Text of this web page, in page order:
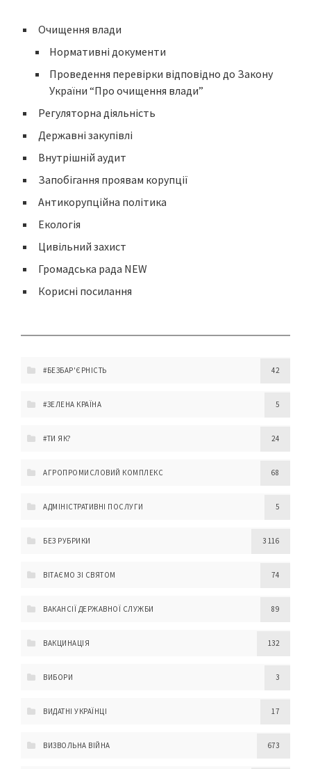
Очищення влади
Нормативні документи
Проведення перевірки відповідно до Закону
України “Про очищення влади”
Регуляторна діяльність
Державні закупівлі
Внутрішній аудит
Запобігання проявам корупції
Антикорупційна політика
Екологія
Цивільний захист
Громадська рада NEW
Корисні посилання
#БЕЗБАР'ЄРНІСТЬ 42
#ЗЕЛЕНА КРАЇНА 5
#ТИ ЯК? 24
АГРОПРОМИСЛОВИЙ КОМПЛЕКС 68
АДМІНІСТРАТИВНІ ПОСЛУГИ 5
БЕЗ РУБРИКИ 3 116
ВІТАЄМО ЗІ СВЯТОМ 74
ВАКАНСІЇ ДЕРЖАВНОЇ СЛУЖБИ 89
ВАКЦИНАЦІЯ 132
ВИБОРИ 3
ВИДАТНІ УКРАЇНЦІ 17
ВИЗВОЛЬНА ВІЙНА 673